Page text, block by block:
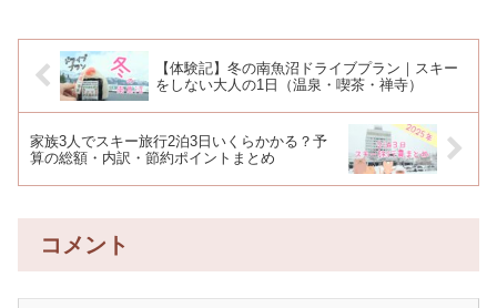
【体験記】冬の南魚沼ドライブプラン｜スキー
をしない大人の1日（温泉・喫茶・禅寺）
家族3人でスキー旅行2泊3日いくらかかる？予
算の総額・内訳・節約ポイントまとめ
コメント